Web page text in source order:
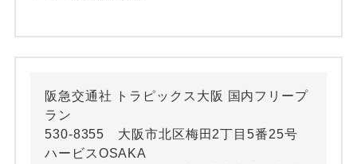
阪急交通社 トラピックス大阪 国内フリープ
ラン
530-8355 大阪市北区梅田2丁目5番25号
ハービスOSAKA